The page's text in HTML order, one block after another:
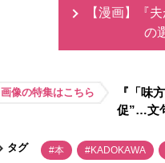
【漫画】『
の
画像の特集はこちら
『「味
促”…文
タグ #本 #KADOKAWA